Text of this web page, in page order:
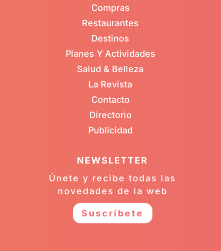
Compras
Restaurantes
Destinos
Planes Y Actividades
Salud & Belleza
La Revista
Contacto
Directorio
Publicidad
NEWSLETTER
Únete y recibe todas las
novedades de la web
Suscríbete